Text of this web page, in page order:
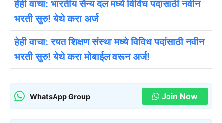
हेही वाचा: भारतीय सैन्य दल मध्ये विविध पदांसाठी नवीन
भरती सुरु! येथे करा अर्ज
हेही वाचा: रयत शिक्षण संस्था मध्ये विविध पदांसाठी नवीन
भरती सुरु! येथे करा मोबाईल वरून अर्ज!
WhatsApp Group Join Now